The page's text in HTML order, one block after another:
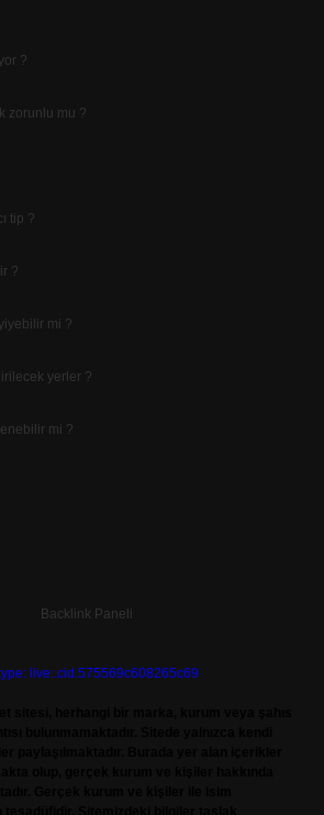
?
zorunlu mu ?
tip ?
?
mi ?
yerler ?
mi ?
live:.cid.575569c608265c69